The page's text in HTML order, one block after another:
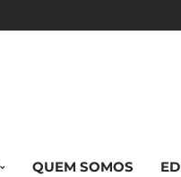
QUEM SOMOS